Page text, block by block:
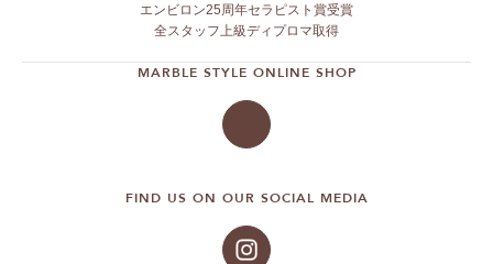
エンビロン25周年セラピスト賞受賞
全スタッフ上級ディプロマ取得
MARBLE STYLE ONLINE SHOP
FIND US ON OUR SOCIAL MEDIA